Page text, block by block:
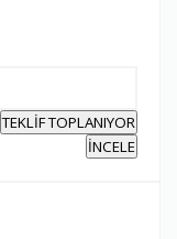
TEKLİF TOPLANIYOR
İNCELE